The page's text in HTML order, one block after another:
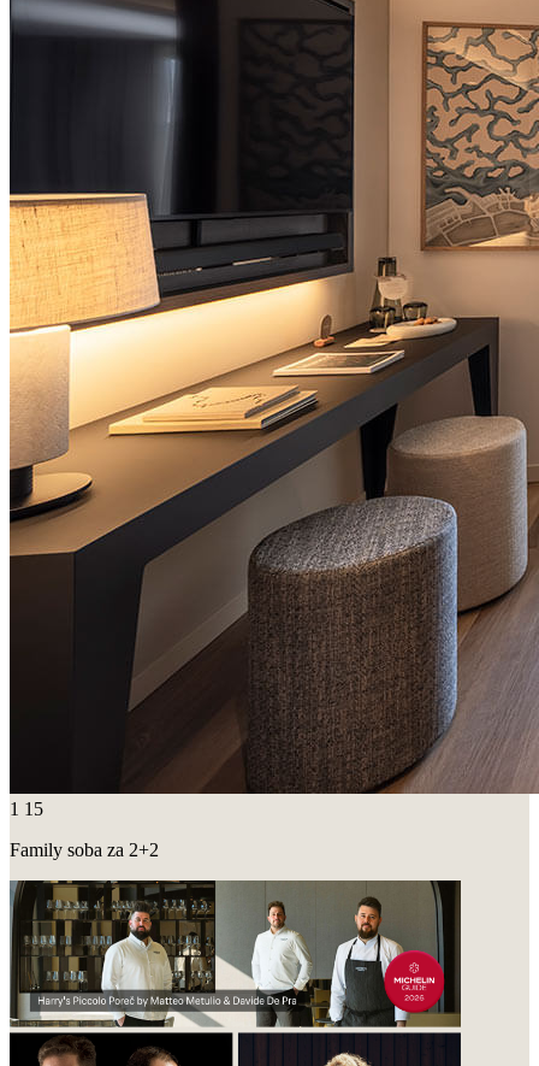
1 15
Family soba za 2+2